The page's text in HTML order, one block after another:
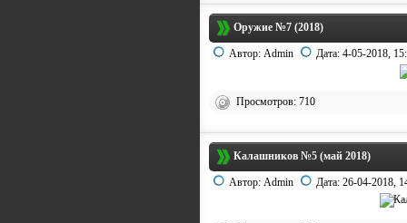
Оружие №7 (2018)
Автор: Admin Дата: 4-05-2018,
Просмотров: 710
Калашников №5 (май 2018)
Автор: Admin Дата: 26-04-2018,